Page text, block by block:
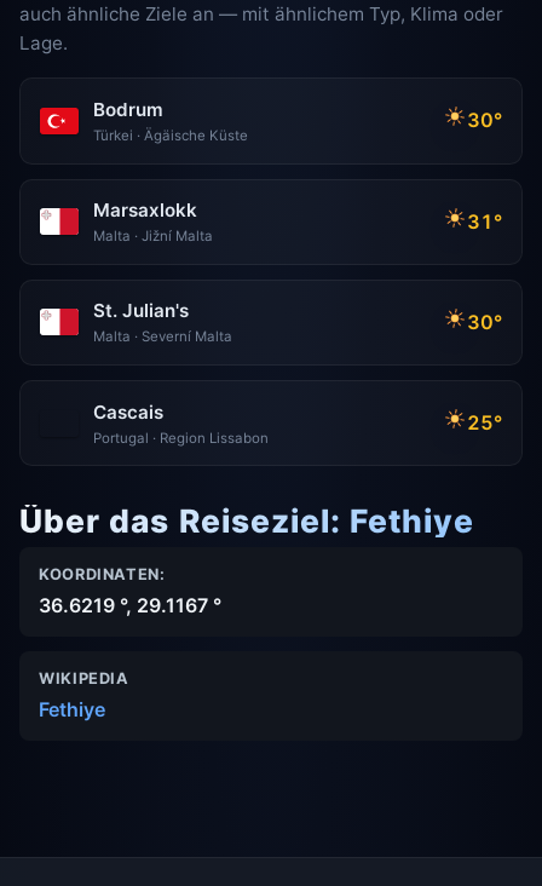
auch ähnliche Ziele an — mit ähnlichem Typ, Klima oder
Lage.
Bodrum
Türkei · Ägäische Küste
30°
Marsaxlokk
Malta · Jižní Malta
31°
St. Julian's
Malta · Severní Malta
30°
Cascais
Portugal · Region Lissabon
25°
Über das Reiseziel: Fethiye
KOORDINATEN:
36.6219 °, 29.1167 °
WIKIPEDIA
Fethiye